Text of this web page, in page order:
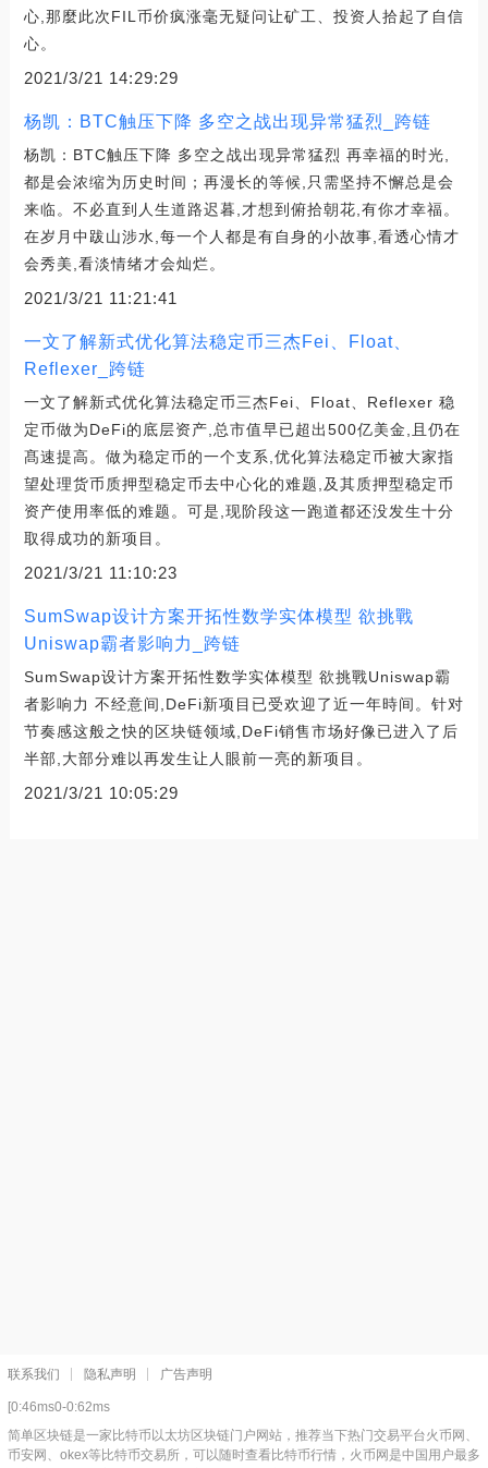
心,那麼此次FIL币价疯涨毫无疑问让矿工、投资人拾起了自信
心。
2021/3/21 14:29:29
杨凯：BTC触压下降 多空之战出现异常猛烈_跨链
杨凯：BTC触压下降 多空之战出现异常猛烈 再幸福的时光,
都是会浓缩为历史时间；再漫长的等候,只需坚持不懈总是会
来临。不必直到人生道路迟暮,才想到俯拾朝花,有你才幸福。
在岁月中跋山涉水,每一个人都是有自身的小故事,看透心情才
会秀美,看淡情绪才会灿烂。
2021/3/21 11:21:41
一文了解新式优化算法稳定币三杰Fei、Float、
Reflexer_跨链
一文了解新式优化算法稳定币三杰Fei、Float、Reflexer 稳
定币做为DeFi的底层资产,总市值早已超出500亿美金,且仍在
髙速提高。做为稳定币的一个支系,优化算法稳定币被大家指
望处理货币质押型稳定币去中心化的难题,及其质押型稳定币
资产使用率低的难题。可是,现阶段这一跑道都还没发生十分
取得成功的新项目。
2021/3/21 11:10:23
SumSwap设计方案开拓性数学实体模型 欲挑戰
Uniswap霸者影响力_跨链
SumSwap设计方案开拓性数学实体模型 欲挑戰Uniswap霸
者影响力 不经意间,DeFi新项目已受欢迎了近一年時间。针对
节奏感这般之快的区块链领域,DeFi销售市场好像已进入了后
半部,大部分难以再发生让人眼前一亮的新项目。
2021/3/21 10:05:29
联系我们 隐私声明 广告声明
[0:46ms0-0:62ms
简单区块链是一家比特币以太坊区块链门户网站，推荐当下热门交易平台火币网、
币安网、okex等比特币交易所，可以随时查看比特币行情，火币网是中国用户最多